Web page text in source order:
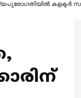
കളക്ടർ